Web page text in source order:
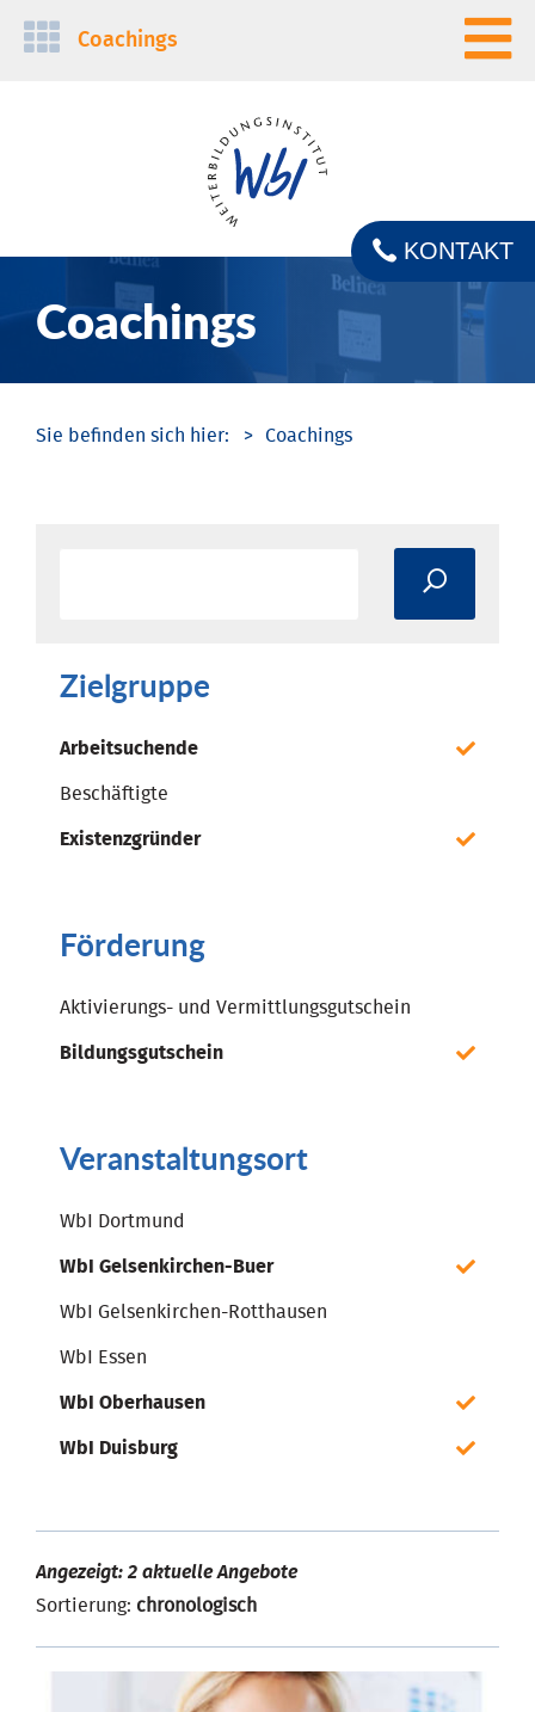
Navigation
Coachings
Coachings
KONTAKT
Coachings
Zielgruppe
Arbeitsuchende
Beschäftigte
Existenzgründer
Förderung
Aktivierungs- und Vermittlungsgutschein
Bildungsgutschein
Veranstaltungsort
WbI Dortmund
WbI Gelsenkirchen-Buer
WbI Gelsenkirchen-Rotthausen
WbI Essen
WbI Oberhausen
WbI Duisburg
Angezeigt: 2 aktuelle Angebote
Sortierung: chronologisch